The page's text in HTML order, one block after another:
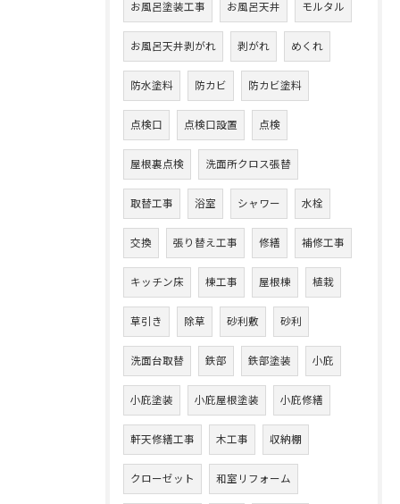
お風呂塗装工事 お風呂天井 モルタル
お風呂天井剥がれ 剥がれ めくれ
防水塗料 防カビ 防カビ塗料
点検口 点検口設置 点検
屋根裏点検 洗面所クロス張替
取替工事 浴室 シャワー 水栓
交換 張り替え工事 修繕 補修工事
キッチン床 棟工事 屋根棟 植栽
草引き 除草 砂利敷 砂利
洗面台取替 鉄部 鉄部塗装 小庇
小庇塗装 小庇屋根塗装 小庇修繕
軒天修繕工事 木工事 収納棚
クローゼット 和室リフォーム